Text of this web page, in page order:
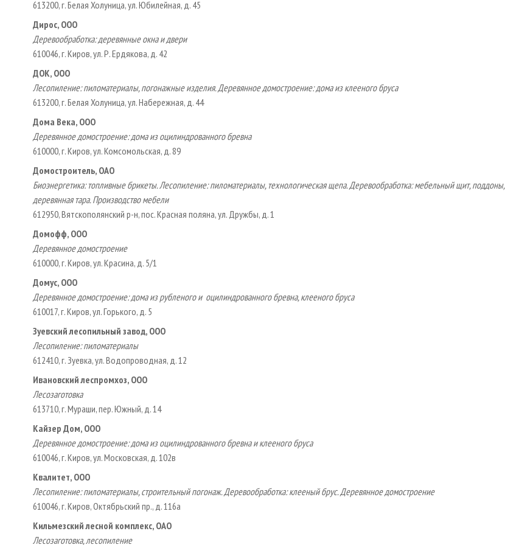
613200, г. Белая Холуница, ул. Юбилейная, д. 45
Дирос, ООО
Деревообработка: деревянные окна и двери
610046, г. Киров, ул. Р. Ердякова, д. 42
ДОК, ООО
Лесопиление: пиломатериалы, погонажные изделия. Деревянное домостроение: дома из клееного бруса
613200, г. Белая Холуница, ул. Набережная, д. 44
Дома Века, ООО
Деревянное домостроение: дома из оцилиндрованного бревна
610000, г. Киров, ул. Комсомольская, д. 89
Домостроитель, ОАО
Биоэнергетика: топливные брикеты. Лесопиление: пиломатериалы, технологическая щепа. Деревообработка: мебельный щит, поддоны,
деревянная тара. Производство мебели
612950, Вятскополянский р-н, пос. Красная поляна, ул. Дружбы, д. 1
Домофф, ООО
Деревянное домостроение
610000, г. Киров, ул. Красина, д. 5/1
Домус, ООО
Деревянное домостроение: дома из рубленого и оцилиндрованного бревна, клееного бруса
610017, г. Киров, ул. Горького, д. 5
Зуевский лесопильный завод, ООО
Лесопиление: пиломатериалы
612410, г. Зуевка, ул. Водопроводная, д. 12
Ивановский леспромхоз, ООО
Лесозаготовка
613710, г. Мураши, пер. Южный, д. 14
Кайзер Дом, ООО
Деревянное домостроение: дома из оцилиндрованного бревна и клееного бруса
610046, г. Киров, ул. Московская, д. 102в
Квалитет, ООО
Лесопиление: пиломатериалы, строительный погонаж. Деревообработка: клееный брус. Деревянное домостроение
610046, г. Киров, Октябрьский пр., д. 116а
Кильмезский лесной комплекс, ОАО
Лесозаготовка, лесопиление